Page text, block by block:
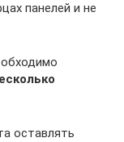
панелей и не
оставлять